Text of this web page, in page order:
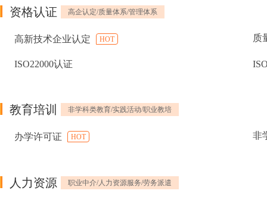
资格认证 高企认定/质量体系/管理体系
高新技术企业认定 HOT 质
ISO22000认证
教育培训 非学科类教育/实践活动/职业教培
办学许可证 HOT 非
人力资源 职业中介/人力资源服务/劳务派遣